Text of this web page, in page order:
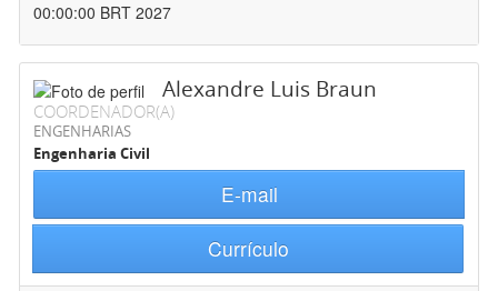
00:00:00 BRT 2027
Alexandre Luis Braun
COORDENADOR(A)
ENGENHARIAS
Engenharia Civil
E-mail
Currículo